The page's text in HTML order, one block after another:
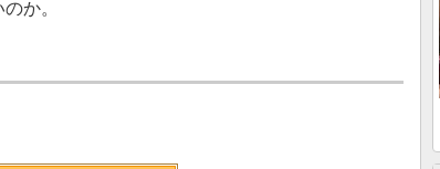
か。